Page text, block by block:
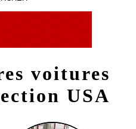
voitures
USA